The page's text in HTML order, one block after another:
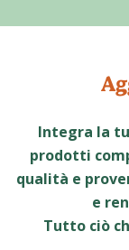
Integra la
prodotti
qualità e
e
Tutto ciò